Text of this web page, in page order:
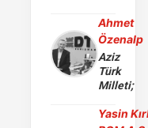
Ahmet
Özenalp
Aziz
Türk
Milleti;
Yasin